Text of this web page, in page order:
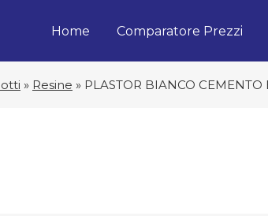
Home Comparatore Prezzi
» Resine » PLASTOR BIANCO CEMENTO